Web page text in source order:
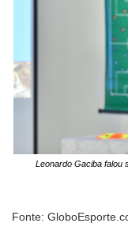
Leonardo Gaciba falou
Fonte: